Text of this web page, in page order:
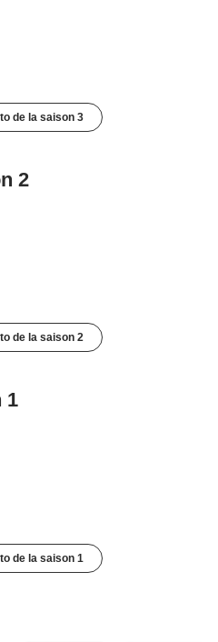
de la saison 3
2
de la saison 2
1
de la saison 1